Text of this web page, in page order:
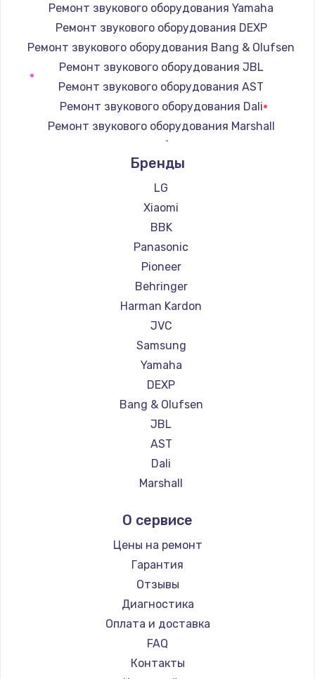
Заказать
Замена регулятора режимов конфорки
Заказать
Замена сенсорного датчика
1300 руб.
Заказать
Замена сигнальной лампы
1200 руб.
Замена системной платы
1500 руб.
Замена температурного датчика
2500 руб.
Заказать
Замена электроконфорки
1300 руб.
Заказать
Техобслуживание
900 руб.
Заказать
Установка / подключение / демонтаж
1300 руб.
Заказать
Ремонт звукового оборудования Yamaha
Ремонт звукового оборудования DEXP
Ремонт звукового оборудования Bang & Olufsen
Ремонт звукового оборудования JBL
Ремонт звукового оборудования AST
Ремонт звукового оборудования Dali
Ремонт звукового оборудования Marshall
Ремонт звукового оборудования Supra
Бренды
LG
Xiaomi
BBK
Panasonic
Pioneer
Behringer
Harman Kardon
JVC
Samsung
Yamaha
DEXP
Bang & Olufsen
JBL
AST
Dali
Marshall
О сервисе
Цены на ремонт
Гарантия
Отзывы
Диагностика
Оплата и доставка
FAQ
Контакты